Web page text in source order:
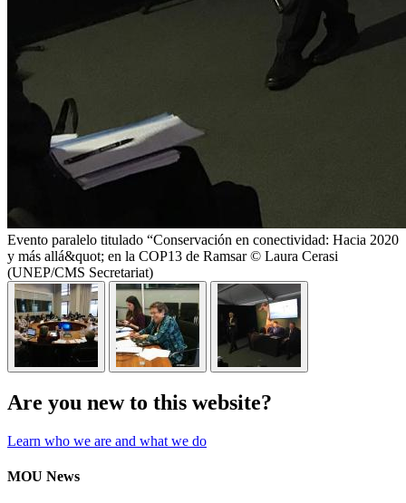
Evento paralelo titulado “Conservación en conectividad: Hacia 2020
y más allá&quot; en la COP13 de Ramsar © Laura Cerasi
(UNEP/CMS Secretariat)
Are you new to this website?
Learn who we are and what we do
MOU News